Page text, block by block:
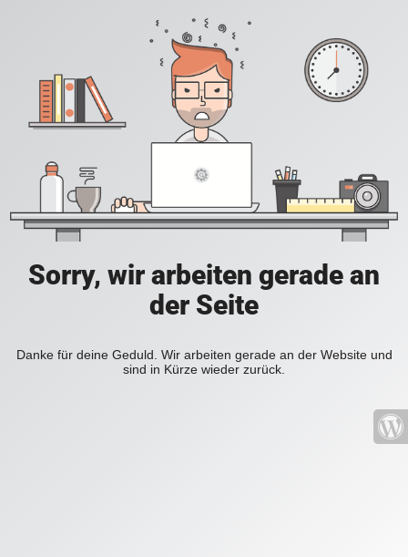
Sorry, wir arbeiten gerade an
der Seite
Danke für deine Geduld. Wir arbeiten gerade an der Website und
sind in Kürze wieder zurück.